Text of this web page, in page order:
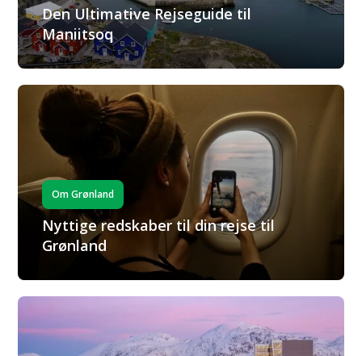
Den Ultimative Rejseguide til
Maniitsoq
Om Grønland
Nyttige redskaber til din rejse til
Grønland